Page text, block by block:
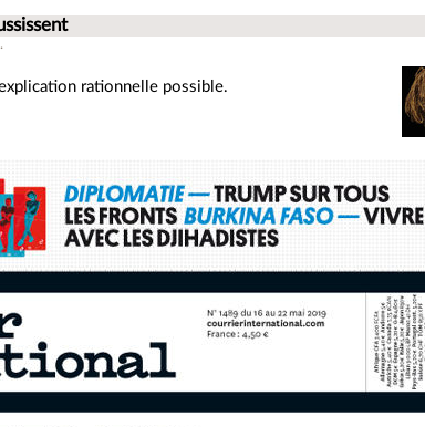
.
rationnelle possible.